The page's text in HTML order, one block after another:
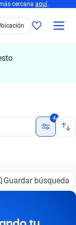
cercana aquí.
4
Guardar búsqueda